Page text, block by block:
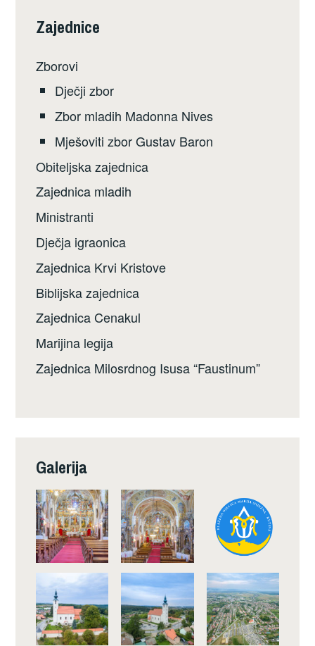
Zajednice
Zborovi
Dječji zbor
Zbor mladih Madonna Nives
Mješoviti zbor Gustav Baron
Obiteljska zajednica
Zajednica mladih
Ministranti
Dječja igraonica
Zajednica Krvi Kristove
Biblijska zajednica
Zajednica Cenakul
Marijina legija
Zajednica Milosrdnog Isusa “Faustinum”
Galerija